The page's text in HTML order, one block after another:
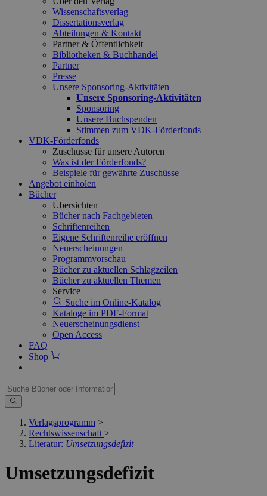
Wissenschaftsverlag
Dissertationsverlag
Abteilungen & Kontakt
Partner & Öffentlichkeit
Bibliotheken & Buchhandel
Partner
Presse
Unsere Sponsoring-Aktivitäten
Unsere Sponsoring-Aktivitäten
Sponsoring
Unsere Buchspenden
Stimmen zum VDK-Förderfonds
VDK-Förderfonds
Zuschüsse für unsere Autoren
Was ist der Förderfonds?
Beispiele für gewährte Zuschüsse
Angebot einholen
Bücher
Übersichten
Bücher nach Fachgebieten
Schriftenreihen
Eigene Schriftenreihe eröffnen
Neuerscheinungen
Programmvorschau
Bücher zu aktuellen Schlagzeilen
Bücher zu aktuellen Themen
Service
Suche im Online-Katalog
Kataloge im PDF-Format
Neuerscheinungsdienst
Open Access
FAQ
Shop
Verlagsprogramm >
Rechtswissenschaft >
Literatur: Umsetzungsdefizit
Umsetzungsdefizit